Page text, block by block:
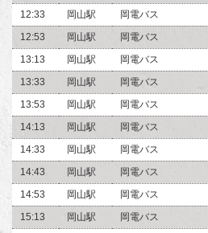
12:33
岡山駅
岡電バス
12:53
岡山駅
岡電バス
13:13
岡山駅
岡電バス
13:33
岡山駅
岡電バス
13:53
岡山駅
岡電バス
14:13
岡山駅
岡電バス
14:33
岡山駅
岡電バス
14:43
岡山駅
岡電バス
14:53
岡山駅
岡電バス
15:13
岡山駅
岡電バス